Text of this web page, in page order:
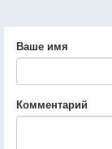
Ваше имя
Комментарий